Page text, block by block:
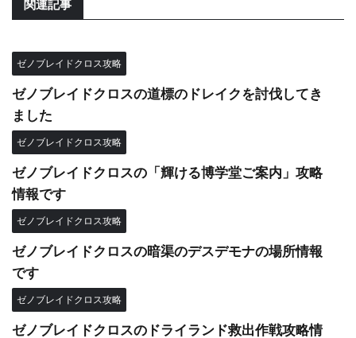
関連記事
ゼノブレイドクロス攻略
ゼノブレイドクロスの道標のドレイクを討伐してき
ました
ゼノブレイドクロス攻略
ゼノブレイドクロスの「輝ける博学堂ご案内」攻略
情報です
ゼノブレイドクロス攻略
ゼノブレイドクロスの暗渠のデスデモナの場所情報
です
ゼノブレイドクロス攻略
ゼノブレイドクロスのドライランド救出作戦攻略情